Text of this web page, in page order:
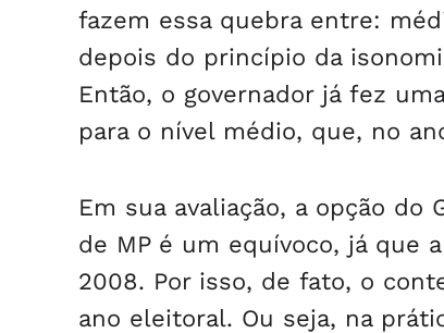
fazem essa quebra entre:
depois do princípio da
Então, o governador já fez
para o nível médio, que, no
Em sua avaliação, a opção
de MP é um equívoco, já que
2008. Por isso, de fato, o
ano eleitoral. Ou seja, na